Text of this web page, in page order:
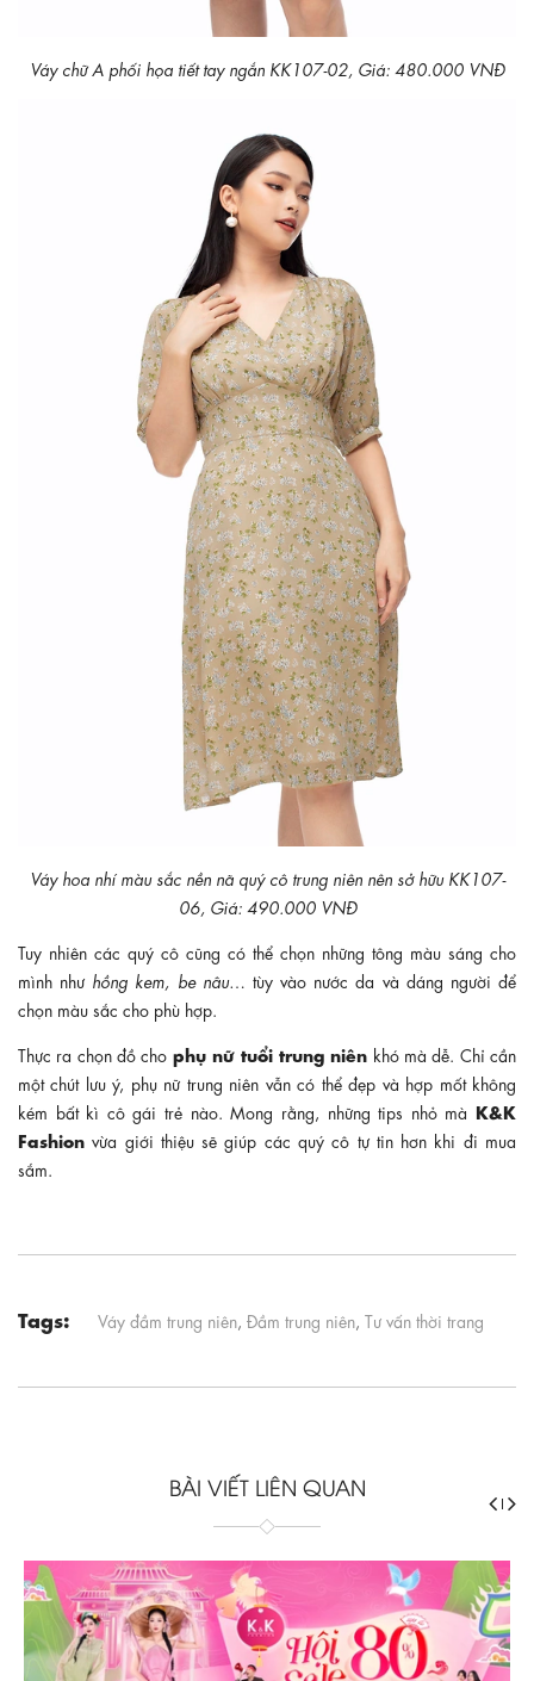
Váy chữ A phối họa tiết tay ngắn KK107-02, Giá: 480.000 VNĐ
Váy hoa nhí màu sắc nền nã quý cô trung niên nên sở hữu KK107-
06, Giá: 490.000 VNĐ
Tuy nhiên các quý cô cũng có thể chọn những tông màu sáng cho
mình như hồng kem, be nâu… tùy vào nước da và dáng người để
chọn màu sắc cho phù hợp.
Thực ra chọn đồ cho phụ nữ tuổi trung niên khó mà dễ. Chỉ cần
một chút lưu ý, phụ nữ trung niên vẫn có thể đẹp và hợp mốt không
kém bất kì cô gái trẻ nào. Mong rằng, những tips nhỏ mà K&K
Fashion vừa giới thiệu sẽ giúp các quý cô tự tin hơn khi đi mua
sắm.
Tags: Váy đầm trung niên Đầm trung niên Tư vấn thời trang
BÀI VIẾT LIÊN QUAN